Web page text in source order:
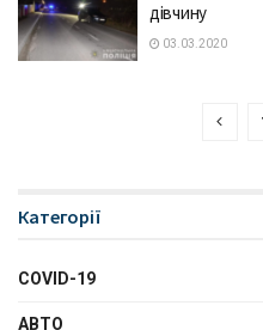
дівчину
03.03.2020
Категорії
COVID-19
АВТО